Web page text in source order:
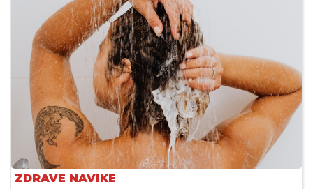
ZDRAVE NAVIKE